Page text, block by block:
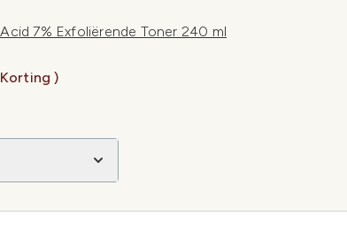
7% Exfoliërende Toner 240 ml
)